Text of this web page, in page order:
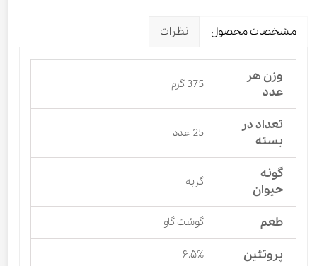
مشخصات محصول نظرات
وزن هر
عدد
375 گرم
تعداد در
بسته
25 عدد
گونه
حیوان
گربه
طعم گوشت گاو
پروتئین ۶.۵%